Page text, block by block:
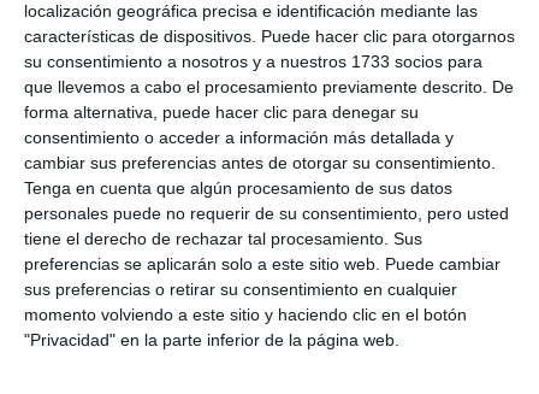
localización geográfica precisa e identificación mediante las
características de dispositivos. Puede hacer clic para otorgarnos
su consentimiento a nosotros y a nuestros 1733 socios para
que llevemos a cabo el procesamiento previamente descrito. De
forma alternativa, puede hacer clic para denegar su
consentimiento o acceder a información más detallada y
cambiar sus preferencias antes de otorgar su consentimiento.
Tenga en cuenta que algún procesamiento de sus datos
personales puede no requerir de su consentimiento, pero usted
tiene el derecho de rechazar tal procesamiento. Sus
preferencias se aplicarán solo a este sitio web. Puede cambiar
sus preferencias o retirar su consentimiento en cualquier
momento volviendo a este sitio y haciendo clic en el botón
"Privacidad" en la parte inferior de la página web.